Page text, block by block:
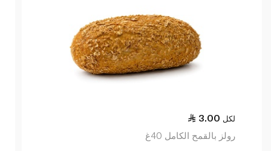
3.00 لكل
رولز بالقمح الكامل 40غ